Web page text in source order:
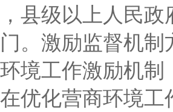
县级以上人民
。激励监督机
境工作激励机
优化营商环境